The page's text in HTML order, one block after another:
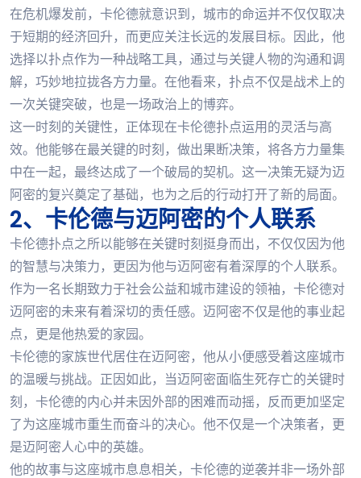
在危机爆发前，卡伦德就意识到，城市的命运并不仅仅取决
于短期的经济回升，而更应关注长远的发展目标。因此，他
选择以扑点作为一种战略工具，通过与关键人物的沟通和调
解，巧妙地拉拢各方力量。在他看来，扑点不仅是战术上的
一次关键突破，也是一场政治上的博弈。
这一时刻的关键性，正体现在卡伦德扑点运用的灵活与高
效。他能够在最关键的时刻，做出果断决策，将各方力量集
中在一起，最终达成了一个破局的契机。这一决策无疑为迈
阿密的复兴奠定了基础，也为之后的行动打开了新的局面。
2、卡伦德与迈阿密的个人联系
卡伦德扑点之所以能够在关键时刻挺身而出，不仅仅因为他
的智慧与决策力，更因为他与迈阿密有着深厚的个人联系。
作为一名长期致力于社会公益和城市建设的领袖，卡伦德对
迈阿密的未来有着深切的责任感。迈阿密不仅是他的事业起
点，更是他热爱的家园。
卡伦德的家族世代居住在迈阿密，他从小便感受着这座城市
的温暖与挑战。正因如此，当迈阿密面临生死存亡的关键时
刻，卡伦德的内心并未因外部的困难而动摇，反而更加坚定
了为这座城市重生而奋斗的决心。他不仅是一个决策者，更
是迈阿密人心中的英雄。
他的故事与这座城市息息相关，卡伦德的逆袭并非一场外部